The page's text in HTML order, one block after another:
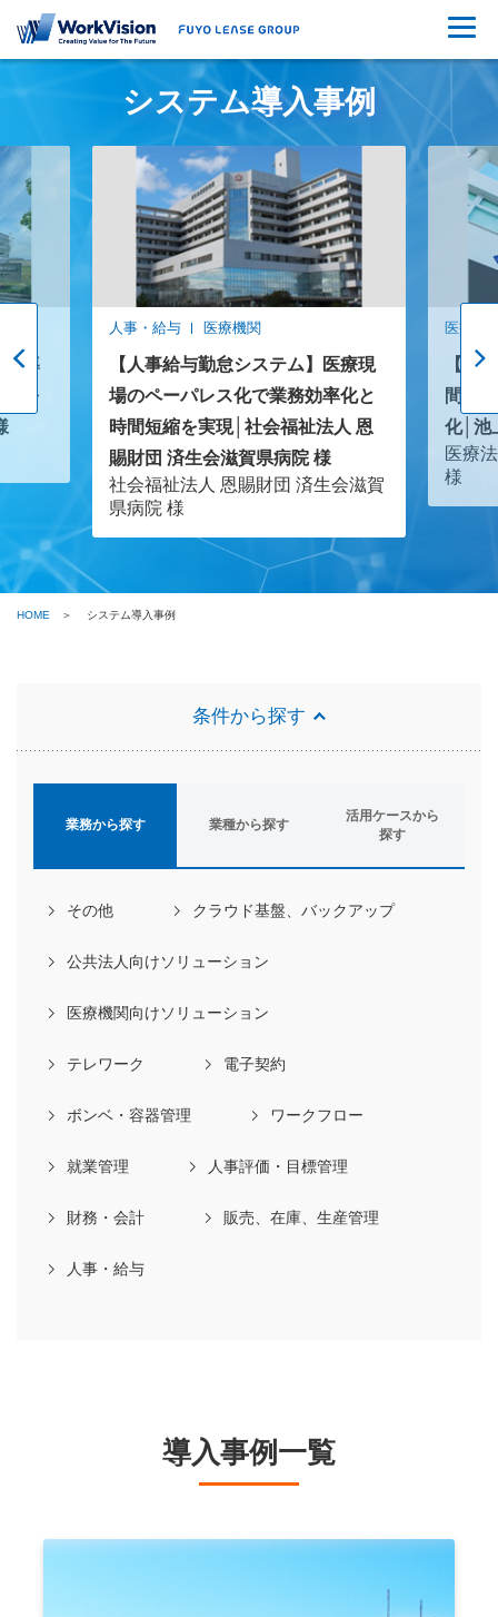
システム導入事例
ム導
を
人事・給与 医療機関
【人事給与勤怠システム】医療現
場のペーパレス化で業務効率化と
時間短縮を実現│社会福祉法人 恩
賜財団 済生会滋賀県病院 様
社会福祉法人 恩賜財団 済生会滋賀
県病院 様
医療機
【
間10
化│池
医療
様
HOME システム導入事例
条件から探す
業務から探す 業種から探す
活用ケースから
探す
その他 クラウド基盤、バックアップ
公共法人向けソリューション
医療機関向けソリューション
テレワーク 電子契約
ボンベ・容器管理 ワークフロー
就業管理 人事評価・目標管理
財務・会計 販売、在庫、生産管理
人事・給与
導入事例一覧